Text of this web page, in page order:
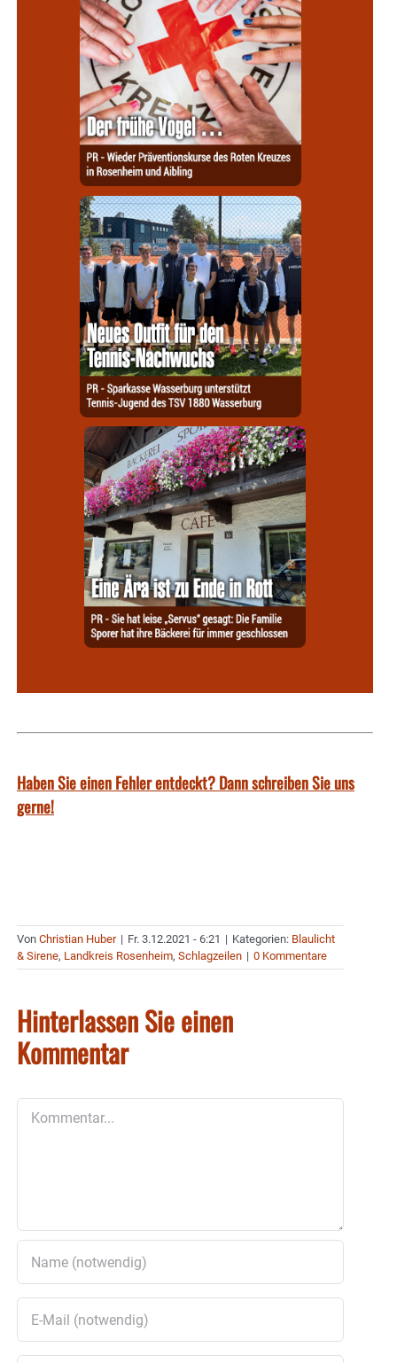
Haben Sie einen Fehler entdeckt? Dann schreiben Sie uns
gerne!
Von Christian Huber | Fr. 3.12.2021 - 6:21 | Kategorien: Blaulicht
& Sirene, Landkreis Rosenheim, Schlagzeilen | 0 Kommentare
Hinterlassen Sie einen
Kommentar